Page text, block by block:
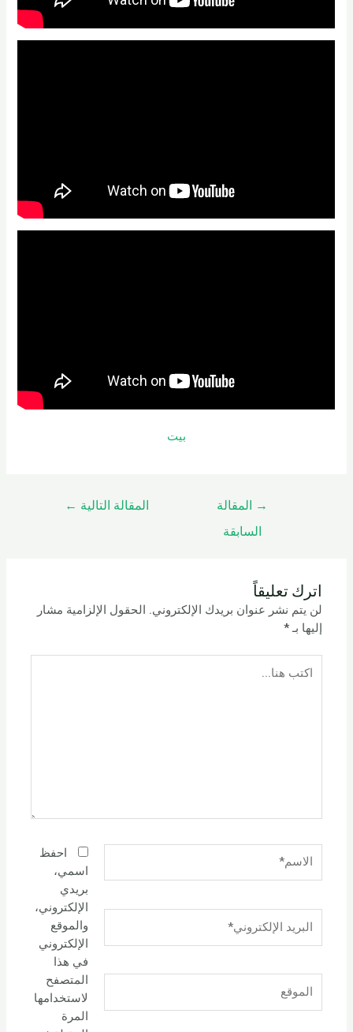
بيت
→
المقالة
السابقة
المقالة التالية ←
اترك تعليقاً
لن يتم نشر عنوان بريدك الإلكتروني. الحقول الإلزامية مشار
إليها بـ*
هنا...
الإلكتروني*
احفظ
اسمي،
بريدي
الإلكتروني،
والموقع
الإلكتروني
في هذا
المتصفح
لاستخدامها
المرة